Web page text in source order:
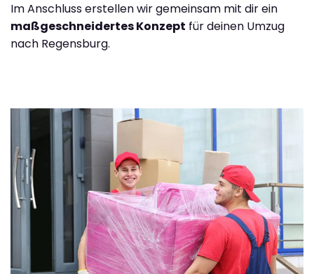
Im Anschluss erstellen wir gemeinsam mit dir ein
maßgeschneidertes Konzept für deinen Umzug
nach Regensburg.